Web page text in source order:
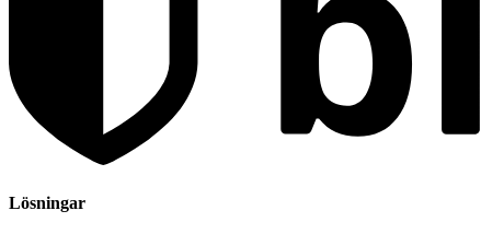
Lösningar